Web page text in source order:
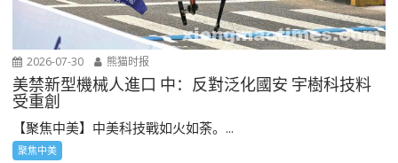
2026-07-30 熊猫时报
美禁新型機械人進口 中：反對泛化國安 宇樹科技料
受重創
【聚焦中美】中美科技戰如火如荼。...
聚焦中美